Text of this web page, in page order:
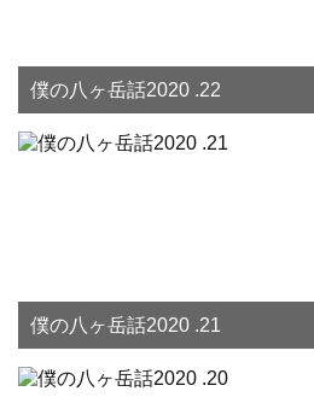
僕の八ヶ岳話2020 .22
僕の八ヶ岳話2020 .21